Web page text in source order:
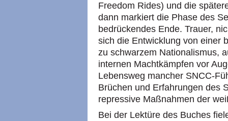
Freedom Rides) und die
dann markiert die Phase des
bedrückendes Ende. Trauer,
sich die Entwicklung von einer
zu schwarzem Nationalismus,
internen Machtkämpfen vor
Lebensweg mancher SNCC-
Brüchen und Erfahrungen des
repressive Maßnahmen der
Bei der Lektüre des Buches